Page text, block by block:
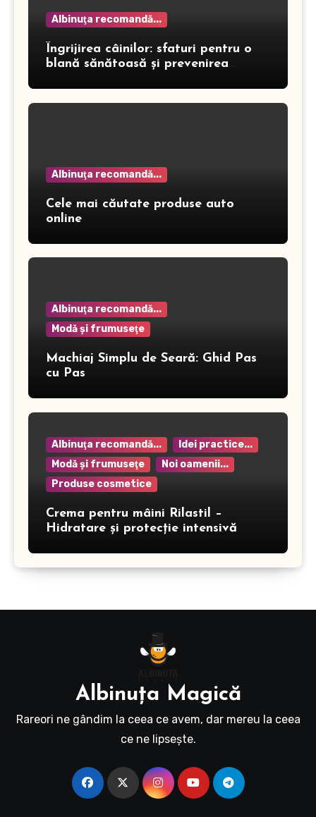
Albinuţa recomandă...
Îngrijirea câinilor: sfaturi pentru o
blană sănătoasă și prevenirea
Albinuţa recomandă...
Cele mai căutate produse auto
online
Albinuţa recomandă...
Modă şi frumuseţe
Machiaj Simplu de Seară: Ghid Pas
cu Pas
Albinuţa recomandă...
Idei practice...
Modă şi frumuseţe
Noi oamenii...
Produse cosmetice
Crema pentru mâini Rilastil –
Hidratare și protecție intensivă
Albinuţa Magică
Rareori ne gândim la ceea ce avem, dar mereu la ceea
ce ne lipseşte.